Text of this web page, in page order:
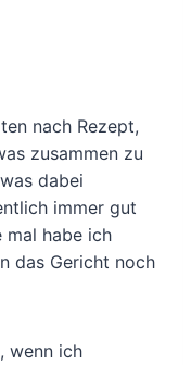
nach Rezept,
zusammen zu
dabei
immer gut
mal habe ich
das Gericht noch
wenn ich